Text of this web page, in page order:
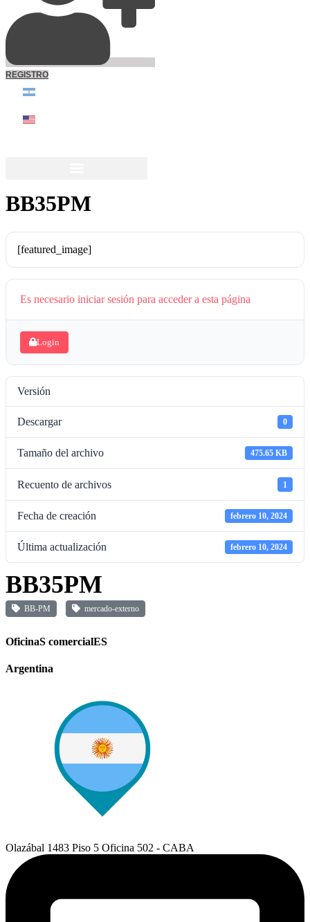
REGISTRO
BB35PM
[featured_image]
Es necesario iniciar sesión para acceder a esta página
Login
Versión
Descargar 0
Tamaño del archivo 475.65 KB
Recuento de archivos 1
Fecha de creación febrero 10, 2024
Última actualización febrero 10, 2024
BB35PM
BB-PM mercado-externo
OficinaS comercialES
Argentina
Olazábal 1483 Piso 5 Oficina 502 - CABA